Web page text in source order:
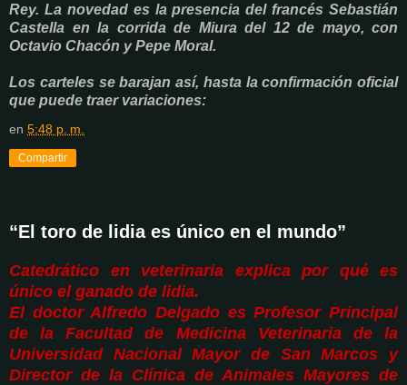
Rey. La novedad es la presencia del francés Sebastián
Castella en la corrida de Miura del 12 de mayo, con
Octavio Chacón y Pepe Moral.
Los carteles se barajan así, hasta la confirmación oficial
que puede traer variaciones:
en 5:48 p. m.
Compartir
“El toro de lidia es único en el mundo”
Catedrático en veterinaria explica por qué es
único el ganado de lidia.
El doctor Alfredo Delgado es Profesor Principal
de la Facultad de Medicina Veterinaria de la
Universidad Nacional Mayor de San Marcos y
Director de la Clínica de Animales Mayores de